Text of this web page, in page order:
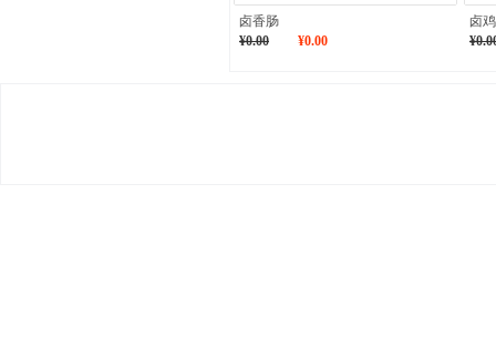
卤香肠
¥0.00
¥0.00
卤